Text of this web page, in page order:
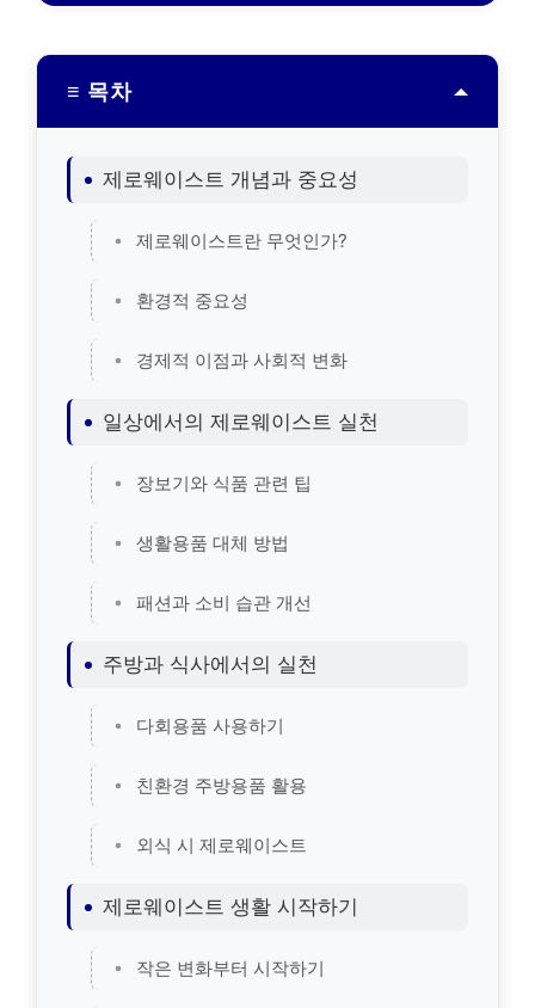
≡ 목차
제로웨이스트 개념과 중요성
제로웨이스트란 무엇인가?
환경적 중요성
경제적 이점과 사회적 변화
일상에서의 제로웨이스트 실천
장보기와 식품 관련 팁
생활용품 대체 방법
패션과 소비 습관 개선
주방과 식사에서의 실천
다회용품 사용하기
친환경 주방용품 활용
외식 시 제로웨이스트
제로웨이스트 생활 시작하기
작은 변화부터 시작하기